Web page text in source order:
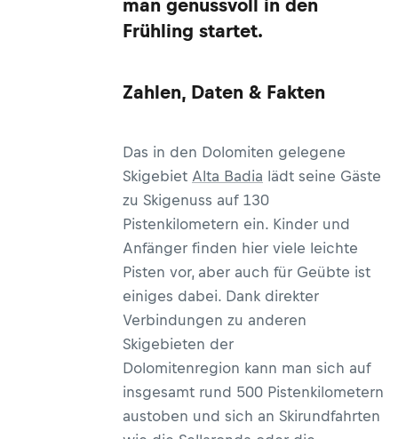
man genussvoll in den
Frühling startet.
Zahlen, Daten & Fakten
Das in den Dolomiten gelegene
Skigebiet Alta Badia lädt seine Gäste
zu Skigenuss auf 130
Pistenkilometern ein. Kinder und
Anfänger finden hier viele leichte
Pisten vor, aber auch für Geübte ist
einiges dabei. Dank direkter
Verbindungen zu anderen
Skigebieten der
Dolomitenregion kann man sich auf
insgesamt rund 500 Pistenkilometern
austoben und sich an Skirundfahrten